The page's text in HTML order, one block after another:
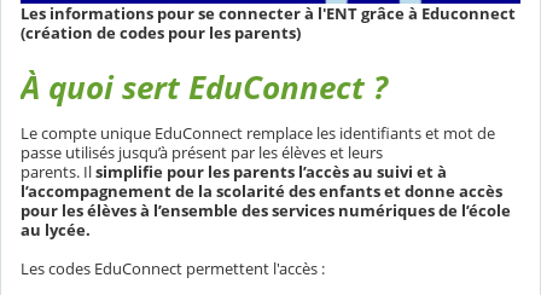
Les informations pour se connecter à l'ENT grâce à Educonnect
(création de codes pour les parents)
À quoi sert EduConnect ?
Le compte unique EduConnect remplace les identifiants et mot de
passe utilisés jusqu’à présent par les élèves et leurs
parents. Ilsimplifie pour les parents l’accès au suivi et à
l’accompagnement de la scolarité des enfants et donne accès
pour les élèves à l’ensemble des services numériques de l’école
au lycée.
Les codes EduConnect permettent l'accès :